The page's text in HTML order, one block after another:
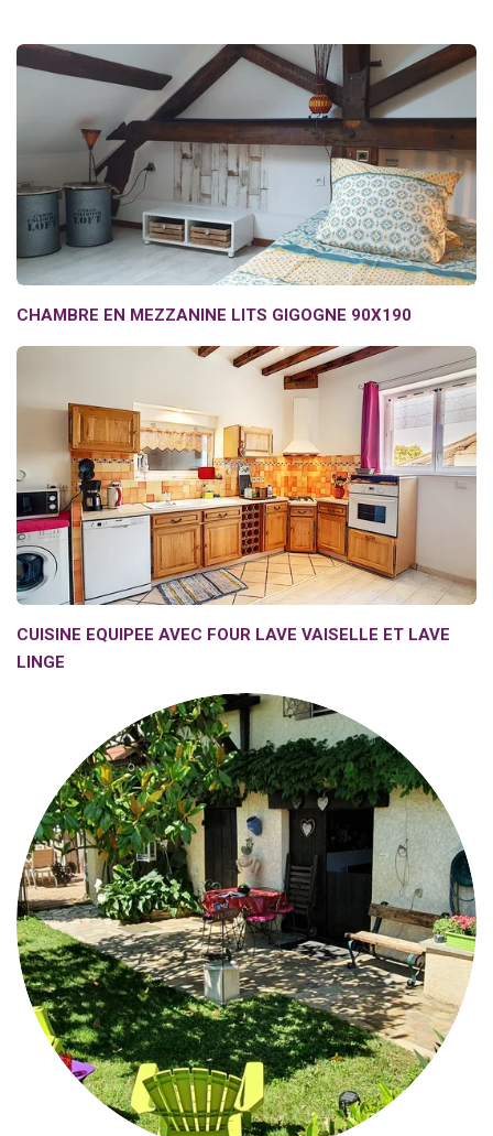
CHAMBRE EN MEZZANINE LITS GIGOGNE 90X190
CUISINE EQUIPEE AVEC FOUR LAVE VAISELLE ET LAVE
LINGE